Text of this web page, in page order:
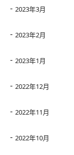
2023年3月
2023年2月
2023年1月
2022年12月
2022年11月
2022年10月